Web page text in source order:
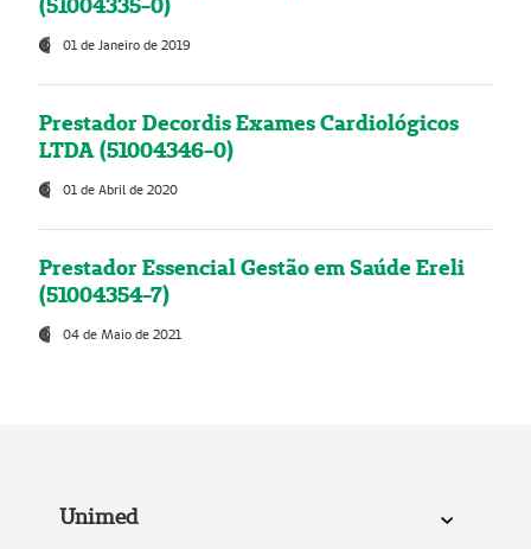
01 de Janeiro de 2019
Prestador Decordis Exames Cardiológicos
LTDA (51004346-0)
01 de Abril de 2020
Prestador Essencial Gestão em Saúde Ereli
(51004354-7)
04 de Maio de 2021
Unimed